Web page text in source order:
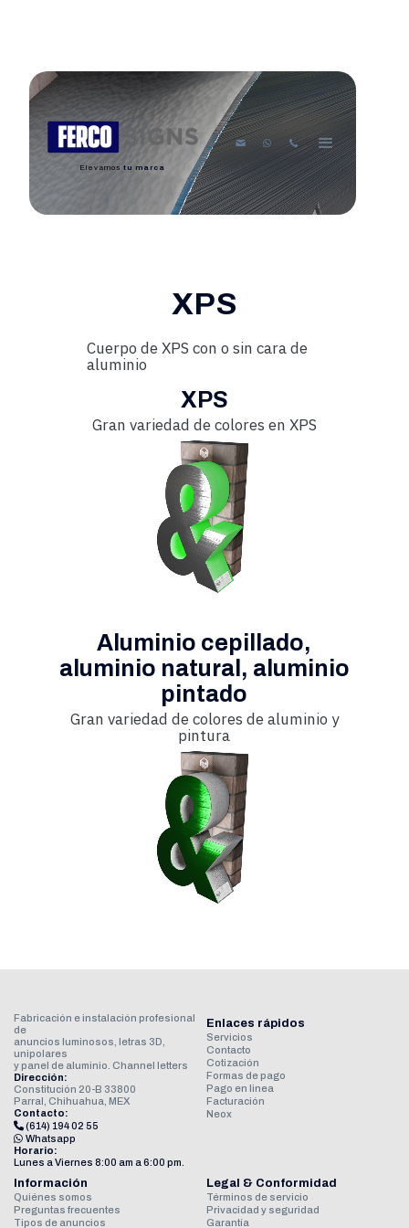
Elevamostu marca
Aluminio cepillado,
aluminio natural, aluminio
pintado
Gran variedad de colores de aluminio y
pintura
XPS
Gran variedad de colores en XPS
XPS
Cuerpo de XPS con o sin cara de
aluminio
Fabricación e instalación profesional
de
anuncios luminosos, letras 3D,
unipolares
y panel de aluminio. Channel letters
Dirección:
Constitución 20-B 33800
Parral, Chihuahua, MEX
Contacto:
(614) 194 02 55
 Whatsapp
Horario:
Lunes a Viernes 8:00 am a 6:00 pm.
Enlaces rápidos
Servicios
Contacto
Cotización
Formas de pago
Pago en linea
Facturación
Neox
Información
Quiénes somos
Preguntas frecuentes
Tipos de anuncios
Legal & Conformidad
Términos de servicio
Privacidad y seguridad
Garantía